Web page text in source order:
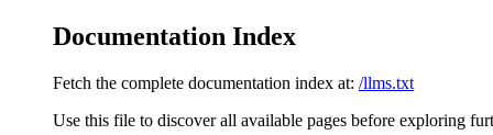
Documentation Index
Fetch the complete documentation index at: /llms.txt
Use this file to discover all available pages before exploring